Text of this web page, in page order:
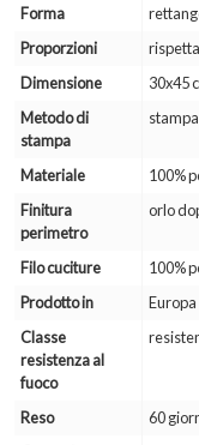
Forma
Proporzioni
Dimensione
30x45
Metodo di
stampa
Materiale
100%
Finitura
perimetro
orlo
Filo cuciture
100%
Prodotto in
Europa
Classe
resistenza al
fuoco
Reso
60